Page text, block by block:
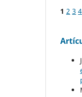
1 2 3 4